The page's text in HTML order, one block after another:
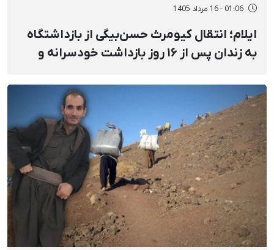
01:06 - 16 مرداد 1405
ایلام؛ انتقال کیومرث حسن‌بیگی از بازداشتگاه
به زندان پس از ۱۶ روز بازداشت خودسرانه و